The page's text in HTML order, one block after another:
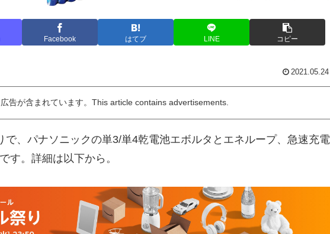
Facebook はてブ LINE コピー
2021.05.24
告が含まれています。This article contains advertisements.
、パナソニックの単3/単4乾電池エボルタとエネループ、急速充電
す。詳細は以下から。